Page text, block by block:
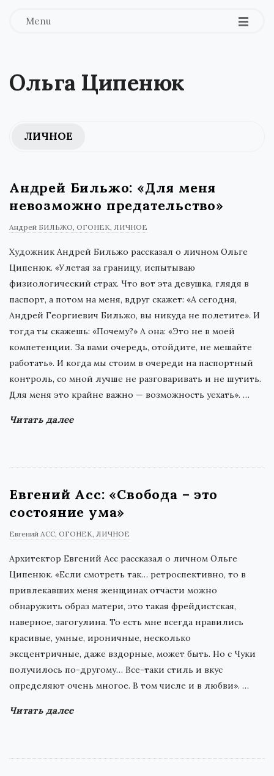
Menu
Ольга Ципенюк
ЛИЧНОЕ
Андрей Бильжо: «Для меня
невозможно предательство»
Андрей БИЛЬЖО ОГОНЕК ЛИЧНОЕ
Художник Андрей Бильжо рассказал о личном Ольге
Ципенюк. «Улетая за границу, испытываю
физиологический страх. Что вот эта девушка, глядя в
паспорт, а потом на меня, вдруг скажет: «А сегодня,
Андрей Георгиевич Бильжо, вы никуда не полетите». И
тогда ты скажешь: «Почему?» А она: «Это не в моей
компетенции. За вами очередь, отойдите, не мешайте
работать». И когда мы стоим в очереди на паспортный
контроль, со мной лучше не разговаривать и не шутить.
Для меня это крайне важно — возможность уехать». …
Читать далее
Евгений Асс: «Свобода – это
состояние ума»
Евгений АСС ОГОНЕК ЛИЧНОЕ
Архитектор Евгений Асс рассказал о личном Ольге
Ципенюк. «Если смотреть так… ретроспективно, то в
привлекавших меня женщинах отчасти можно
обнаружить образ матери, это такая фрейдистская,
наверное, загогулина. То есть мне всегда нравились
красивые, умные, ироничные, несколько
эксцентричные, даже вздорные, может быть. Но с Чуки
получилось по-другому… Все-таки стиль и вкус
определяют очень многое. В том числе и в любви». …
Читать далее